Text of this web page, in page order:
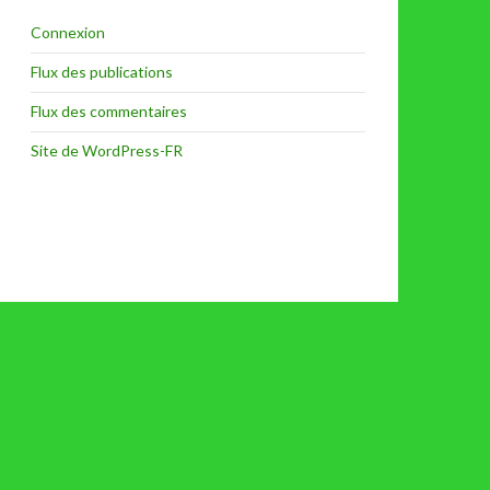
Connexion
Flux des publications
Flux des commentaires
Site de WordPress-FR